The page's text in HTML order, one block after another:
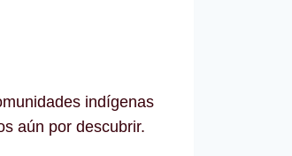
indígenas
aún por descubrir.